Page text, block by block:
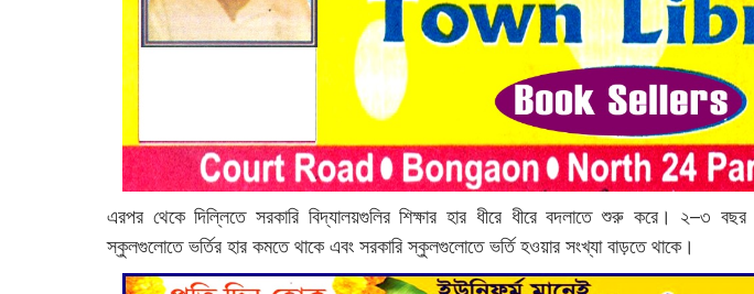
এরপর থেকে দিল্লিতে সরকারি বিদ্যালয়গুলির শিক্ষার হার ধীরে ধীরে বদলাতে শুরু করে। ২–৩
স্কুলগুলোতে ভর্তির হার কমতে থাকে এবং সরকারি স্কুলগুলোতে ভর্তি হওয়ার সংখ্যা বাড়তে থাকে।